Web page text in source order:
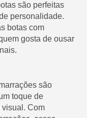
são perfeitas
personalidade.
botas com
gosta de ousar
são
toque de
Com